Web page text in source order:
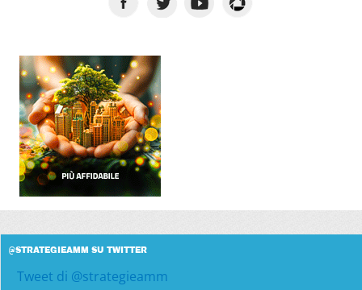
@STRATEGIEAMM SU TWITTER
Tweet di @strategieamm